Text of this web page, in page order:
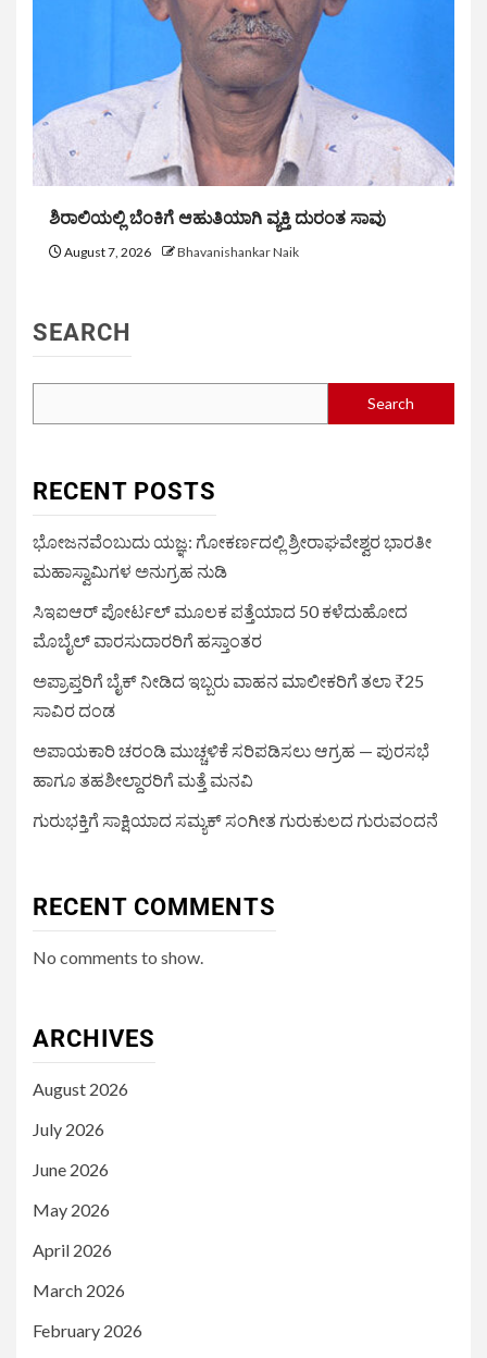
ಶಿರಾಲಿಯಲ್ಲಿ ಬೆಂಕಿಗೆ ಆಹುತಿಯಾಗಿ ವ್ಯಕ್ತಿ ದುರಂತ ಸಾವು
August 7, 2026 Bhavanishankar Naik
SEARCH
Search
RECENT POSTS
ಭೋಜನವೆಂಬುದು ಯಜ್ಞ: ಗೋಕರ್ಣದಲ್ಲಿ ಶ್ರೀರಾಘವೇಶ್ವರ ಭಾರತೀ
ಮಹಾಸ್ವಾಮಿಗಳ ಅನುಗ್ರಹ ನುಡಿ
ಸಿಇಐಆರ್ ಪೋರ್ಟಲ್ ಮೂಲಕ ಪತ್ತೆಯಾದ 50 ಕಳೆದುಹೋದ
ಮೊಬೈಲ್ ವಾರಸುದಾರರಿಗೆ ಹಸ್ತಾಂತರ
ಅಪ್ರಾಪ್ತರಿಗೆ ಬೈಕ್ ನೀಡಿದ ಇಬ್ಬರು ವಾಹನ ಮಾಲೀಕರಿಗೆ ತಲಾ ₹25
ಸಾವಿರ ದಂಡ
ಅಪಾಯಕಾರಿ ಚರಂಡಿ ಮುಚ್ಚಳಿಕೆ ಸರಿಪಡಿಸಲು ಆಗ್ರಹ — ಪುರಸಭೆ
ಹಾಗೂ ತಹಶೀಲ್ದಾರರಿಗೆ ಮತ್ತೆ ಮನವಿ
ಗುರುಭಕ್ತಿಗೆ ಸಾಕ್ಷಿಯಾದ ಸಮ್ಯಕ್ ಸಂಗೀತ ಗುರುಕುಲದ ಗುರುವಂದನೆ
RECENT COMMENTS
No comments to show.
ARCHIVES
August 2026
July 2026
June 2026
May 2026
April 2026
March 2026
February 2026